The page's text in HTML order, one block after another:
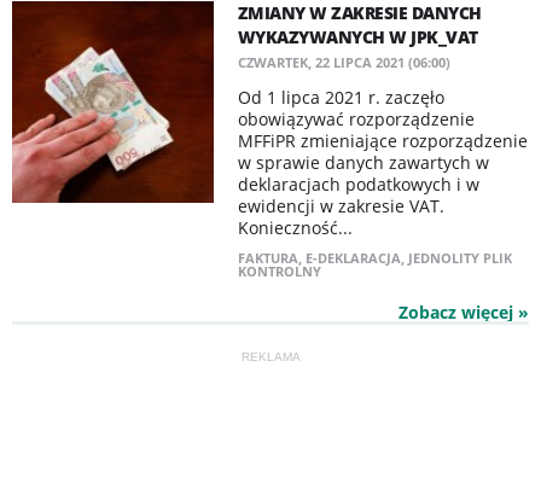
ZMIANY W ZAKRESIE DANYCH
WYKAZYWANYCH W JPK_VAT
CZWARTEK, 22 LIPCA 2021 (06:00)
Od 1 lipca 2021 r. zaczęło
obowiązywać rozporządzenie
MFFiPR zmieniające rozporządzenie
w sprawie danych zawartych w
deklaracjach podatkowych i w
ewidencji w zakresie VAT.
Konieczność...
FAKTURA, E-DEKLARACJA, JEDNOLITY PLIK
KONTROLNY
Zobacz więcej »
REKLAMA